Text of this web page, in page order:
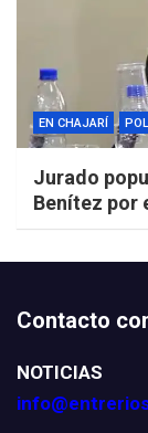
EN CHAJARÍ
Jurado
Benítez por
Contacto
NOTICIAS